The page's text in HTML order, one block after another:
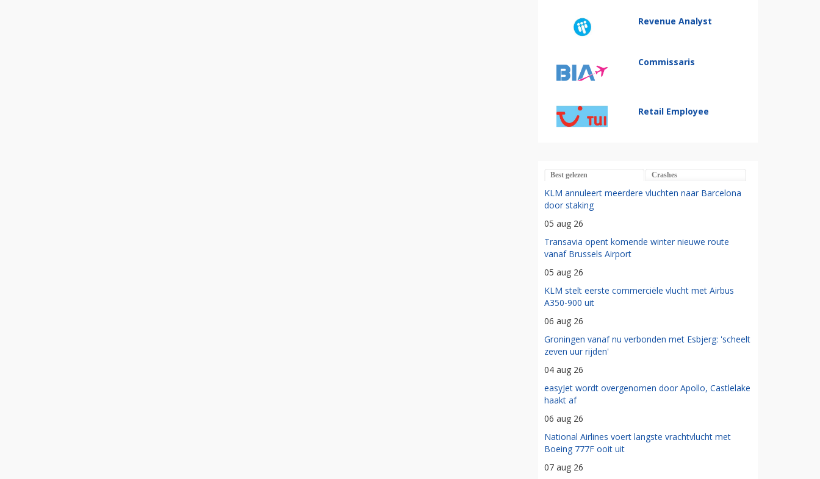
Revenue Analyst
Commissaris
Retail Employee
Best gelezen Crashes
KLM annuleert meerdere vluchten naar Barcelona
door staking
05 aug 26
Transavia opent komende winter nieuwe route
vanaf Brussels Airport
05 aug 26
KLM stelt eerste commerciële vlucht met Airbus
A350-900 uit
06 aug 26
Groningen vanaf nu verbonden met Esbjerg: 'scheelt
zeven uur rijden'
04 aug 26
easyJet wordt overgenomen door Apollo, Castlelake
haakt af
06 aug 26
National Airlines voert langste vrachtvlucht met
Boeing 777F ooit uit
07 aug 26